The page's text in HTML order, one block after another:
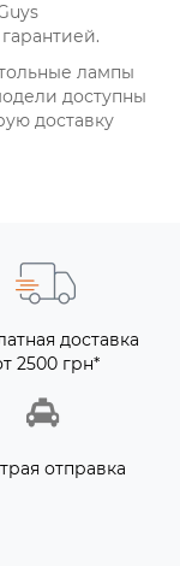
лампы
доступны
доставку
доставка
2500 грн*
отправка